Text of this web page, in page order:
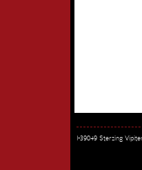
I-39049 Sterzing